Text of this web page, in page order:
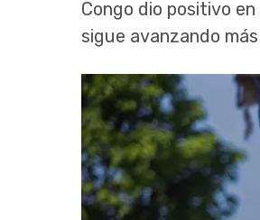
Congo dio positivo
sigue avanzando